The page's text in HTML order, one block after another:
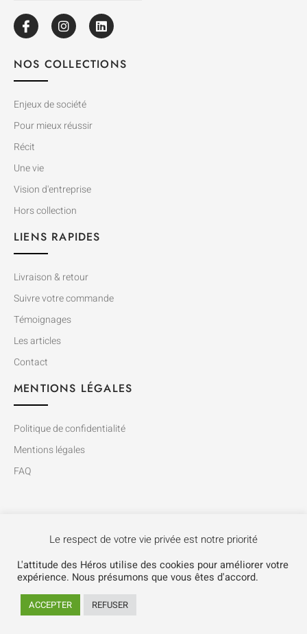
NOS COLLECTIONS
Enjeux de société
Pour mieux réussir
Récit
Une vie
Vision d'entreprise
Hors collection
LIENS RAPIDES
Livraison & retour
Suivre votre commande
Témoignages
Les articles
Contact
MENTIONS LÉGALES
Politique de confidentialité
Mentions légales
FAQ
Copyright © 2015-2021 L’attitude des Héros. Tous droits reservés.
Le respect de votre vie privée est notre priorité
L'attitude des Héros utilise des cookies pour améliorer votre
expérience. Nous présumons que vous êtes d'accord.
ACCEPTER REFUSER